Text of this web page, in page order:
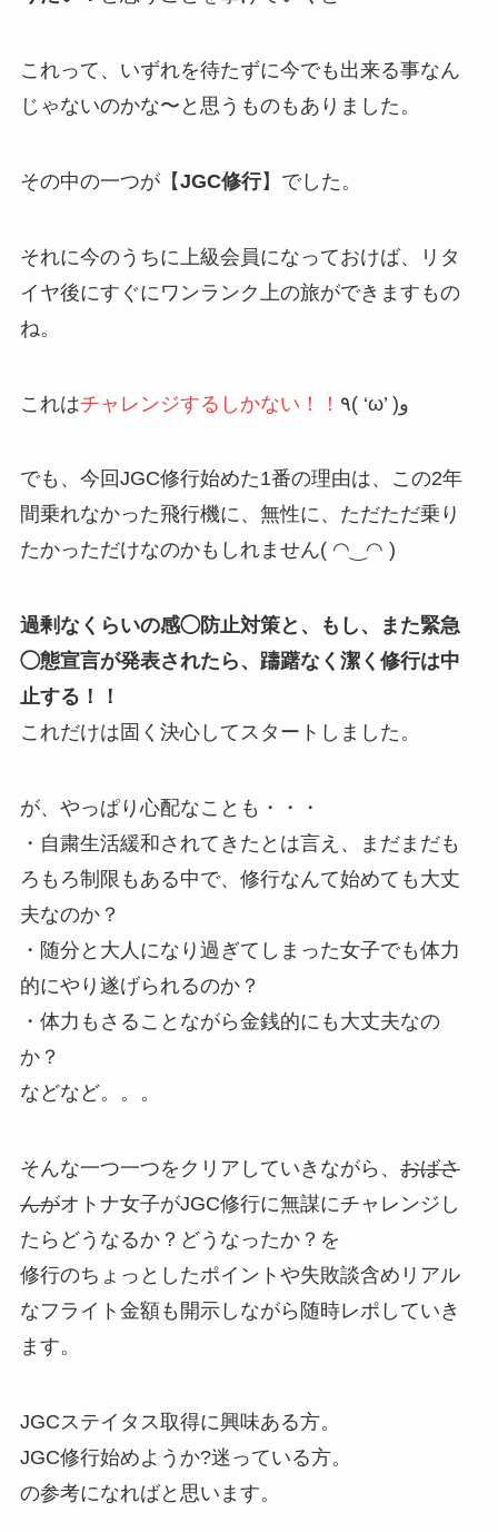
これって、いずれを待たずに今でも出来る事なん
じゃないのかな〜と思うものもありました。
その中の一つが【JGC修行】でした。
それに今のうちに上級会員になっておけば、リタ
イヤ後にすぐにワンランク上の旅ができますもの
ね。
これはチャレンジするしかない！！ ٩( ‘ω’ )و
でも、今回JGC修行始めた1番の理由は、この2年
間乗れなかった飛行機に、無性に、ただただ乗り
たかっただけなのかもしれません( ◠‿◠ )
過剰なくらいの感◯防止対策と、もし、また緊急
◯態宣言が発表されたら、躊躇なく潔く修行は中
止する！！
これだけは固く決心してスタートしました。
が、やっぱり心配なことも・・・
・自粛生活緩和されてきたとは言え、まだまだも
ろもろ制限もある中で、修行なんて始めても大丈
夫なのか？
・随分と大人になり過ぎてしまった女子でも体力
的にやり遂げられるのか？
・体力もさることながら金銭的にも大丈夫なの
か？
などなど。。。
そんな一つ一つをクリアしていきながら、 おばさ
んがオトナ女子がJGC修行に無謀にチャレンジし
たらどうなるか？どうなったか？を
修行のちょっとしたポイントや失敗談含めリアル
なフライト金額も開示しながら随時レポしていき
ます。
JGCステイタス取得に興味ある方。
JGC修行始めようか?迷っている方。
の参考になればと思います。